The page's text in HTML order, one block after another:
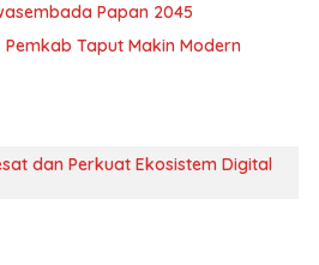
Papan 2045
Pemkab Taput Makin Modern
dan Perkuat Ekosistem Digital